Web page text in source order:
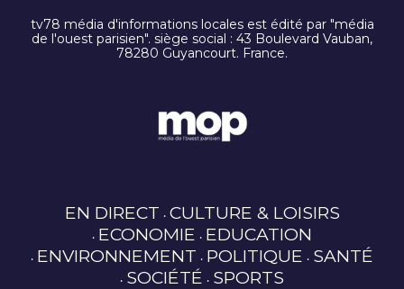
tv78 média d'informations locales est édité par "média
de l'ouest parisien". siège social : 43 Boulevard Vauban,
78280 Guyancourt. France.
EN DIRECT CULTURE & LOISIRS
ECONOMIE EDUCATION
ENVIRONNEMENT POLITIQUE SANTÉ
SOCIÉTÉ SPORTS